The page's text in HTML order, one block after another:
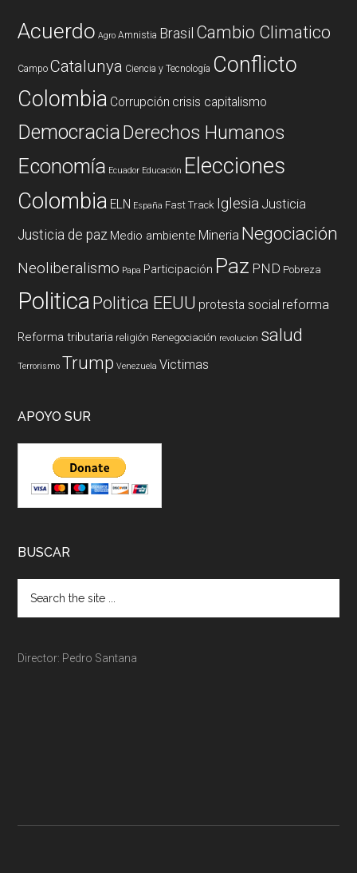
Acuerdo Agro Amnistia Brasil Cambio Climatico
Campo Catalunya Ciencia y Tecnología Conflicto
Colombia Corrupción crisis capitalismo
DemocraciaDerechos Humanos
Economía Ecuador Educación Elecciones
Colombia ELN España Fast Track Iglesia Justicia
Justicia de paz Medio ambiente Mineria Negociación
Neoliberalismo Papa Participación Paz PND Pobreza
PoliticaPolitica EEUU protesta social reforma
Reforma tributaria religión Renegociación revolucion salud
Terrorismo Trump Venezuela Victimas
APOYO SUR
BUSCAR
Director: Pedro Santana